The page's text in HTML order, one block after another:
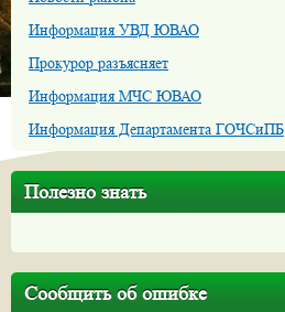
Информация УВД ЮВАО
Прокурор разъясняет
Информация МЧС ЮВАО
Информация Департамента ГОЧСиПБ
Полезно знать
Сообщить об ошибке